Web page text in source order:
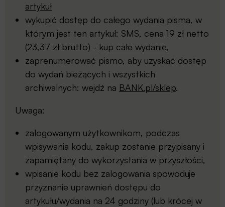
artykuł
wykupić dostęp do całego wydania pisma, w
którym jest ten artykuł: SMS, cena 19 zł netto
(23,37 zł brutto) - kup całe wydanie,
zaprenumerować pismo, aby uzyskać dostęp
do wydań bieżących i wszystkich
archiwalnych: wejdź na BANK.pl/sklep.
Uwaga:
zalogowanym użytkownikom, podczas
wpisywania kodu, zakup zostanie przypisany i
zapamiętany do wykorzystania w przyszłości,
wpisanie kodu bez zalogowania spowoduje
przyznanie uprawnień dostępu do
artykułu/wydania na 24 godziny (lub krócej w